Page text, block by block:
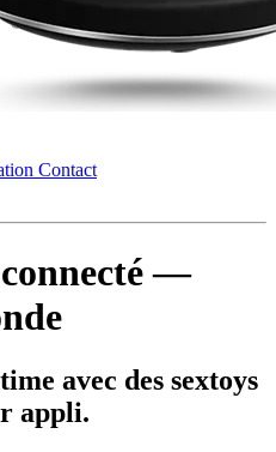
Contact
—
avec des sextoys
appli.